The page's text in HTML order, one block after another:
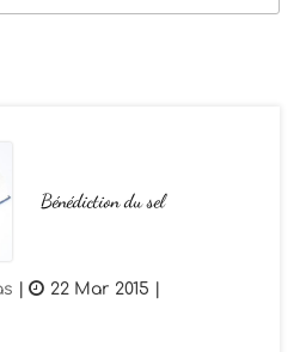
Bénédiction du sel
| 22 Mar 2015